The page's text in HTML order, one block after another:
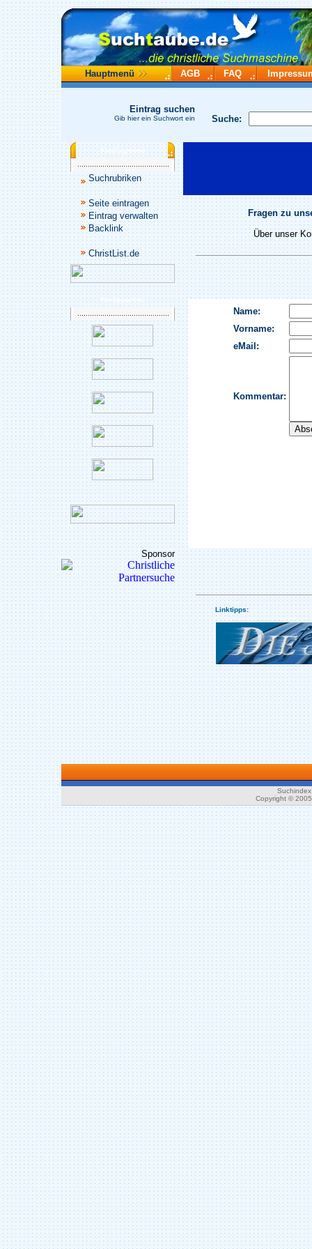
Hauptmenü AGB FAQ
Suche:
Eintrag suchen
Gib hier ein Suchwort ein
Katalogmenü
Suchrubriken
Seite eintragen
Eintrag verwalten
Backlink
ChristList.de
Werbepartner
Sponsor
Fragen zu
Über unser
Linktipps:
Copyright ©